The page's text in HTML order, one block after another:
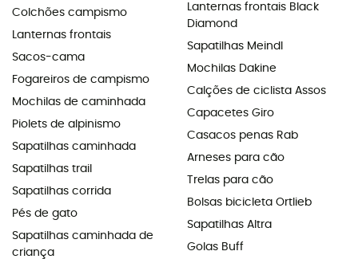
Colchões campismo
Lanternas frontais
Sacos-cama
Fogareiros de campismo
Mochilas de caminhada
Piolets de alpinismo
Sapatilhas caminhada
Sapatilhas trail
Sapatilhas corrida
Pés de gato
Sapatilhas caminhada de
criança
Lanternas frontais Black
Diamond
Sapatilhas Meindl
Mochilas Dakine
Calções de ciclista Assos
Capacetes Giro
Casacos penas Rab
Arneses para cão
Trelas para cão
Bolsas bicicleta Ortlieb
Sapatilhas Altra
Golas Buff